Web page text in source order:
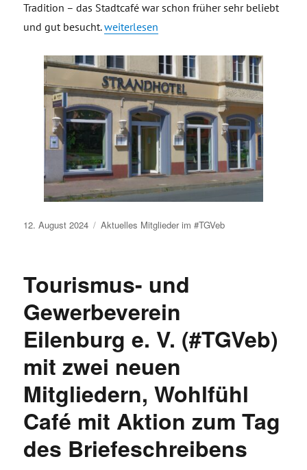
Tradition – das Stadtcafé war schon früher sehr beliebt
und gut besucht.„Strandhotel – Restaurant“
weiterlesen
Veröffentlicht
12. August 2024 Aktuelles Mitglieder im #TGVeb
Tourismus- und
Gewerbeverein
Eilenburg e. V. (#TGVeb)
mit zwei neuen
Mitgliedern, Wohlfühl
Café mit Aktion zum Tag
des Briefeschreibens